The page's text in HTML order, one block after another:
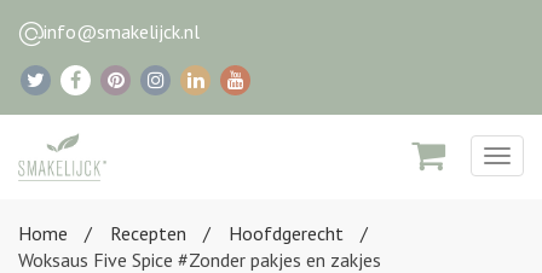
info@smakelijck.nl
Home
Recepten
Hoofdgerecht
Woksaus Five Spice #Zonder pakjes en zakjes